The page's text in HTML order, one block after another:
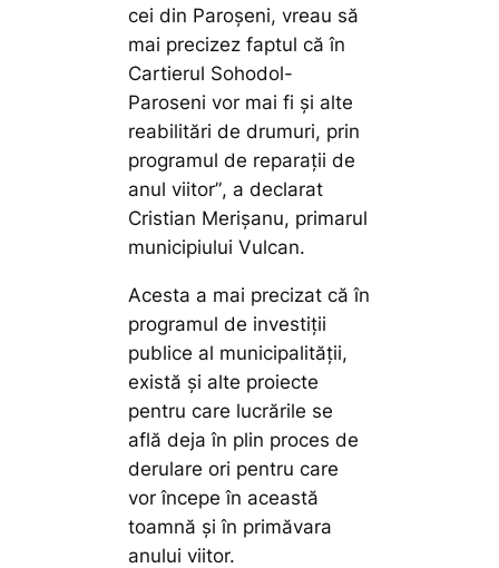
cei din Paroșeni, vreau să
mai precizez faptul că în
Cartierul Sohodol-
Paroseni vor mai fi și alte
reabilitări de drumuri, prin
programul de reparații de
anul viitor”, a declarat
Cristian Merișanu, primarul
municipiului Vulcan.
Acesta a mai precizat că în
programul de investiții
publice al municipalității,
există și alte proiecte
pentru care lucrările se
află deja în plin proces de
derulare ori pentru care
vor începe în această
toamnă și în primăvara
anului viitor.